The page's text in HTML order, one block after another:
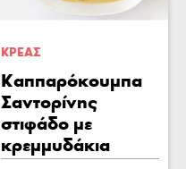
ΚΡΕΑΣ
Καππαρόκουµπα
Σαντορίνης
στιφάδο µε
κρεµµυδάκια